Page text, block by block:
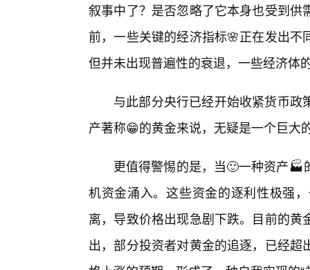
叙事中了？是否忽略了它本身也受到
前，一些关键的经济指标🌸正在发出
但并未出现普遍性的衰退，一些经济体
与此部分央行已经开始收紧货币
产著称😁的黄金来说，无疑是一个巨大
更值得警惕的是，当🙂一种资产
机资金涌入。这些资金的逐利性极强
离，导致价格出现急剧下跌。目前的
出，部分投资者对黄金的追逐，已经